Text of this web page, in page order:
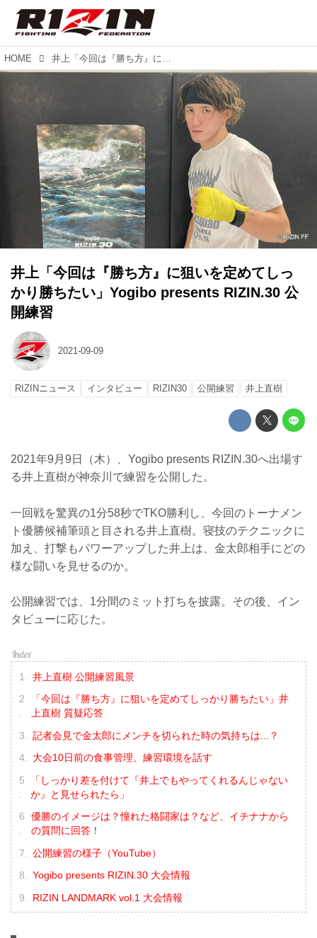
HOME 井上「今回は『勝ち方』に狙いを定めてしっかり勝ちたい」Yogibo presents RIZIN.30 公開練習
井上「今回は『勝ち方』に狙いを定めてしっ
かり勝ちたい」Yogibo presents RIZIN.30 公
開練習
2021-09-09
RIZINニュース インタビュー RIZIN30 公開練習 井上直樹
2021年9月9日（木）、Yogibo presents RIZIN.30へ出場す
る井上直樹が神奈川で練習を公開した。
一回戦を驚異の1分58秒でTKO勝利し、今回のトーナメン
ト優勝候補筆頭と目される井上直樹。寝技のテクニックに
加え、打撃もパワーアップした井上は、金太郎相手にどの
様な闘いを見せるのか。
公開練習では、1分間のミット打ちを披露。その後、イン
タビューに応じた。
井上直樹 公開練習風景
「今回は『勝ち方』に狙いを定めてしっかり勝ちたい」井
上直樹 質疑応答
記者会見で金太郎にメンチを切られた時の気持ちは...？
大会10日前の食事管理、練習環境を話す
「しっかり差を付けて『井上でもやってくれるんじゃない
か』と見せられたら」
優勝のイメージは？憧れた格闘家は？など、イチナナから
の質問に回答！
公開練習の様子（YouTube）
Yogibo presents RIZIN.30 大会情報
RIZIN LANDMARK vol.1 大会情報